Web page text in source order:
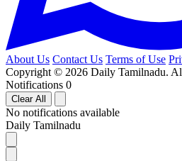
About Us Contact Us Terms of Use
Copyright © 2026 Daily Tamilnadu.
Notifications 0
Clear All
No notifications available
Daily Tamilnadu